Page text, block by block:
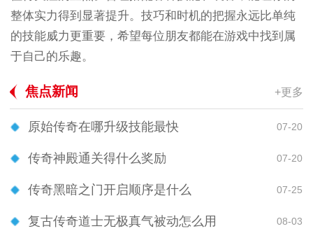
整体实力得到显著提升。技巧和时机的把握永远比单纯
的技能威力更重要，希望每位朋友都能在游戏中找到属
于自己的乐趣。
焦点新闻 +更多
原始传奇在哪升级技能最快 07-20
传奇神殿通关得什么奖励 07-20
传奇黑暗之门开启顺序是什么 07-25
复古传奇道士无极真气被动怎么用 08-03